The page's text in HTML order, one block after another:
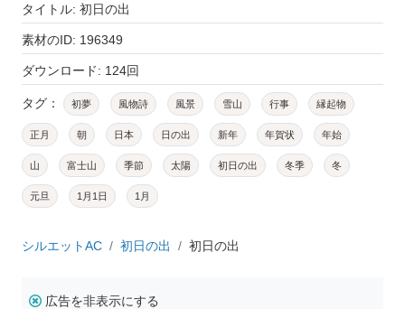
タイトル: 初日の出
素材のID: 196349
ダウンロード: 124回
タグ： 初夢 風物詩 風景 雪山 行事 縁起物
正月 朝 日本 日の出 新年 年賀状 年始
山 富士山 季節 太陽 初日の出 冬季 冬
元旦 1月1日 1月
シルエットAC 初日の出 初日の出
広告を非表示にする